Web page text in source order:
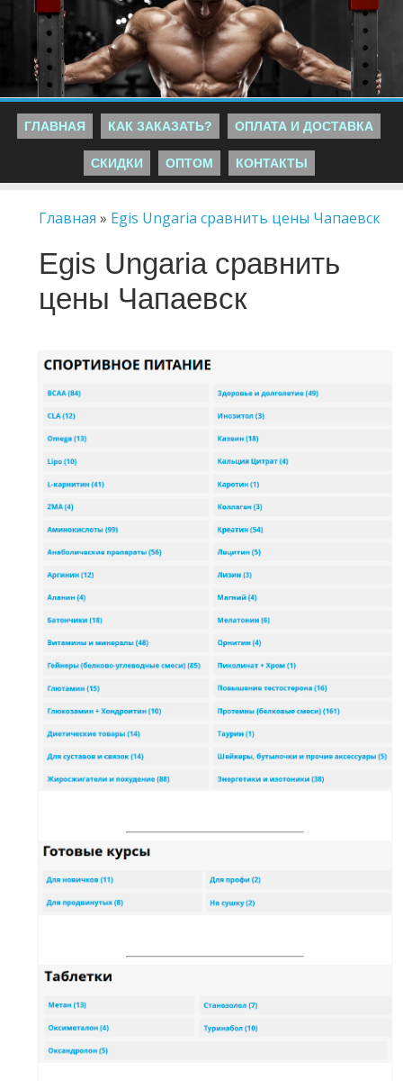
ГЛАВНАЯ КАК ЗАКАЗАТЬ? ОПЛАТА И ДОСТАВКА
СКИДКИ ОПТОМ КОНТАКТЫ
Главная » Egis Ungaria сравнить цены Чапаевск
Egis Ungaria сравнить
цены Чапаевск